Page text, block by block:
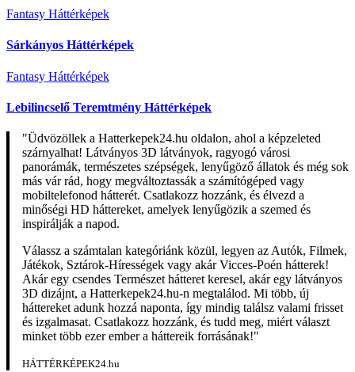
Fantasy Háttérképek
Sárkányos Háttérképek
Fantasy Háttérképek
Lebilincselő Teremtmény Háttérképek
"Üdvözöllek a Hatterkepek24.hu oldalon, ahol a képzeleted
szárnyalhat! Látványos 3D látványok, ragyogó városi
panorámák, természetes szépségek, lenyűgöző állatok és még sok
más vár rád, hogy megváltoztassák a számítógéped vagy
mobiltelefonod hátterét. Csatlakozz hozzánk, és élvezd a
minőségi HD háttereket, amelyek lenyűgözik a szemed és
inspirálják a napod.
Válassz a számtalan kategóriánk közül, legyen az Autók, Filmek,
Játékok, Sztárok-Hírességek vagy akár Vicces-Poén hátterek!
Akár egy csendes Természet hátteret keresel, akár egy látványos
3D dizájnt, a Hatterkepek24.hu-n megtalálod. Mi több, új
háttereket adunk hozzá naponta, így mindig találsz valami frisset
és izgalmasat. Csatlakozz hozzánk, és tudd meg, miért választ
minket több ezer ember a háttereik forrásának!"
HÁTTÉRKÉPEK24.hu